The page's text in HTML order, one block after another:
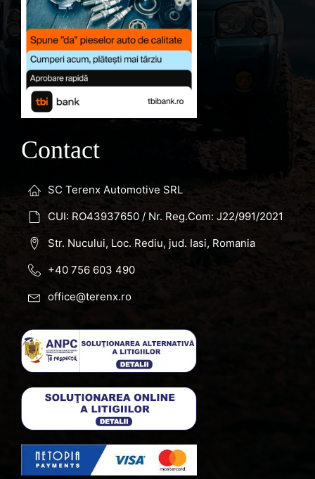
Contact
SC Terenx Automotive SRL
CUI: RO43937650 / Nr. Reg.Com: J22/991/2021
Str. Nucului, Loc. Rediu, jud. Iasi, Romania
+40 756 603 490
office@terenx.ro